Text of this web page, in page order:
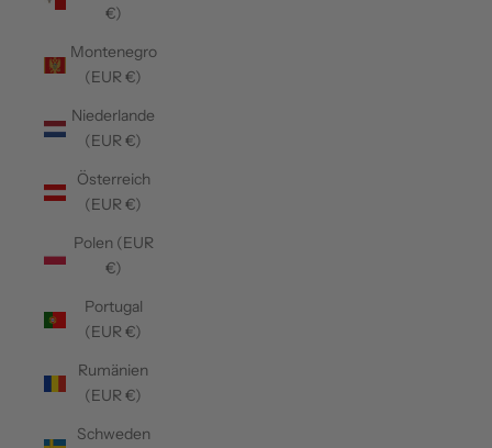
€)
Montenegro
(EUR €)
Niederlande
(EUR €)
Österreich
(EUR €)
Polen (EUR
€)
Portugal
(EUR €)
Rumänien
(EUR €)
Schweden